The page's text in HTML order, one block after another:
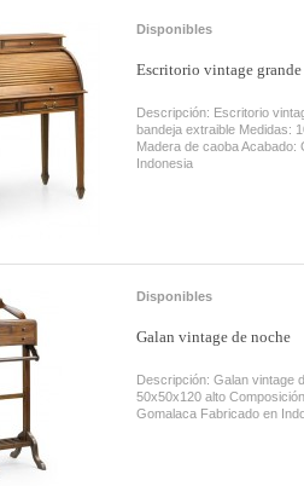
Disponibles
Escritorio vintage grande
Descripción: Escritorio
bandeja extraible Medidas:
Madera de caoba Acabado:
Indonesia
Disponibles
Galan vintage de noche
Descripción: Galan vintage
50x50x120 alto
Gomalaca Fabricado en